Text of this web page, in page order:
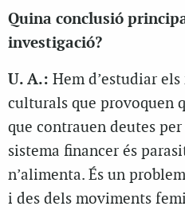
Quina conclusió
investigació?
U. A.: Hem d’estudiar
culturals que provoquen
que contrauen deutes
sistema financer és
n’alimenta. És un
i des dels moviments